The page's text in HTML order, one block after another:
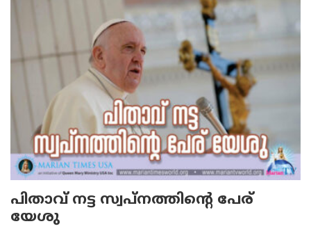
പിതാവ് നട്ട സ്വപ്നത്തിന്റെ പേര്
യേശു